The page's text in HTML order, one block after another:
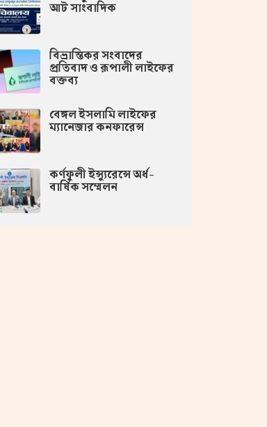
আট সাংবাদিক
বিভ্রান্তিকর সংবাদের
প্রতিবাদ ও রূপালী লাইফের
বক্তব্য
বেঙ্গল ইসলামি লাইফের
ম্যানেজার কনফারেন্স
কর্ণফুলী ইন্স্যুরেন্সে অর্ধ-
বার্ষিক সম্মেলন